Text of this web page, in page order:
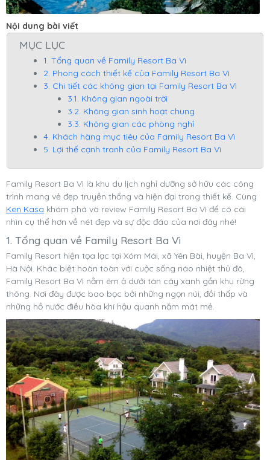
Nội dung bài viết
MỤC LỤC
1. Tổng quan về Family Resort Ba Vì
2. Phong cách thiết kế của Family Resort Ba Vì
3. Chi tiết các không gian tại Family Resort Ba Vì
3.1. Không gian ngoài trời
3.2. Không gian sinh hoạt chung
3.3. Không gian các phòng nghỉ
4. Khách hàng mục tiêu của Family Resort Ba Vì
5. Lợi thế cạnh tranh của Family Resort Ba Vì
Family Resort Ba Vì là khu du lịch nghỉ dưỡng sở hữu các công
trình mang vẻ đẹp truyền thống và hiện đại trong thiết kế. Cùng
Ken Kasa khám phá và review Family Resort Ba Vì để có cái
nhìn cụ thể hơn về nét đẹp và sự độc đáo của nơi đây nhé!
1. Tổng quan về Family Resort Ba Vì
Family Resort hiện tọa lạc tại Xóm Mái, xã Yên Bài, huyện Ba Vì,
Hà Nội. Khác biệt hoàn toàn với cuộc sống náo nhiệt thủ đô,
Family Resort Ba Vì nằm êm ả dưới tán cây xanh gần khu rừng
thông. Nơi đây được bao bọc bởi những ngọn núi, đồi thấp và
những hồ nước điều hòa khí hậu quanh năm mát mẻ.